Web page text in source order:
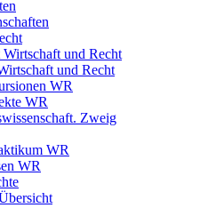
Wirtschaft und Recht
und Recht
WR
WR
Zweig
WR
WR